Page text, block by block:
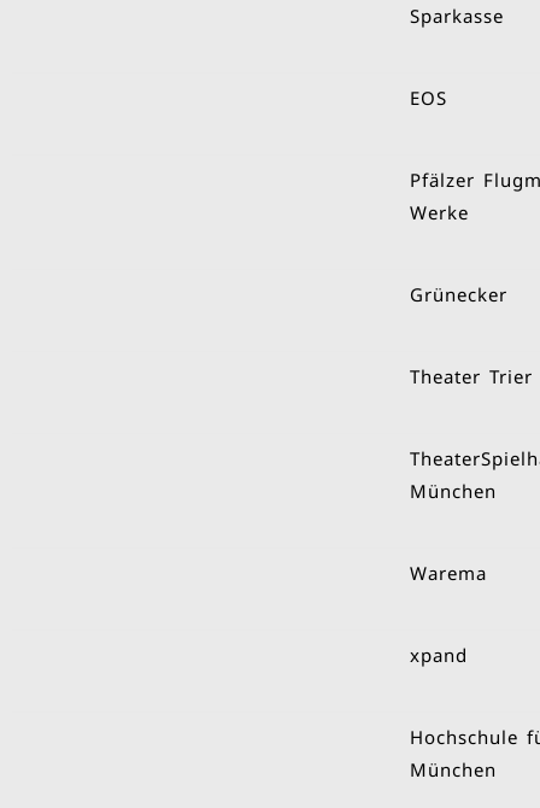
Sparkasse
EOS
Pfälzer
Werke
Grünecker
Theater Trier
München
Warema
xpand
Hochschule
München